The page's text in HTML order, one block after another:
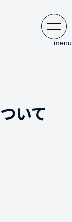
いて